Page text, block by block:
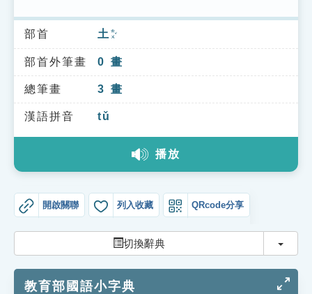
索引選單
知識索引
單字索引
生命大百科索引
教學應用
貓頭鷹博士
部首 土 ㄊㄨˇ
部首外筆畫 0 畫
總筆畫 3 畫
漢語拼音 tǔ
播放
開啟關聯 列入收藏 QRcode分享
切換辭典 切換
教育部國語小字典